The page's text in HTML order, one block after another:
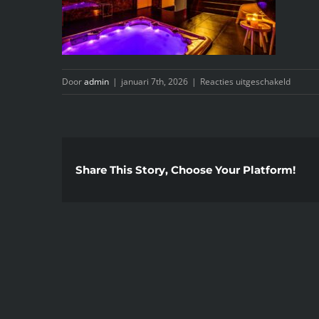
Dooradmin | januari 7th, 2026 | Reacties uitgeschakeldvoor
07
Share This Story, Choose Your Platform!